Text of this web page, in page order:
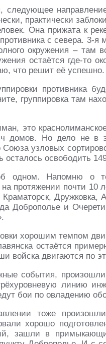
следующее
практически
Она прижата к
с севера. 3-я
окружения – там
остаётся где-то
что решит её успешно.
противника
группировка там
это
домов. Но дело не
Союза узловых
освободить
одном. Напомню о
протяжении почти 10
Дружковка,
Доброполье и
хорошим темпом
остаётся
войска двигаются по
события, произошли
линию
бои по овладению
тоже
хорошо
зашли в